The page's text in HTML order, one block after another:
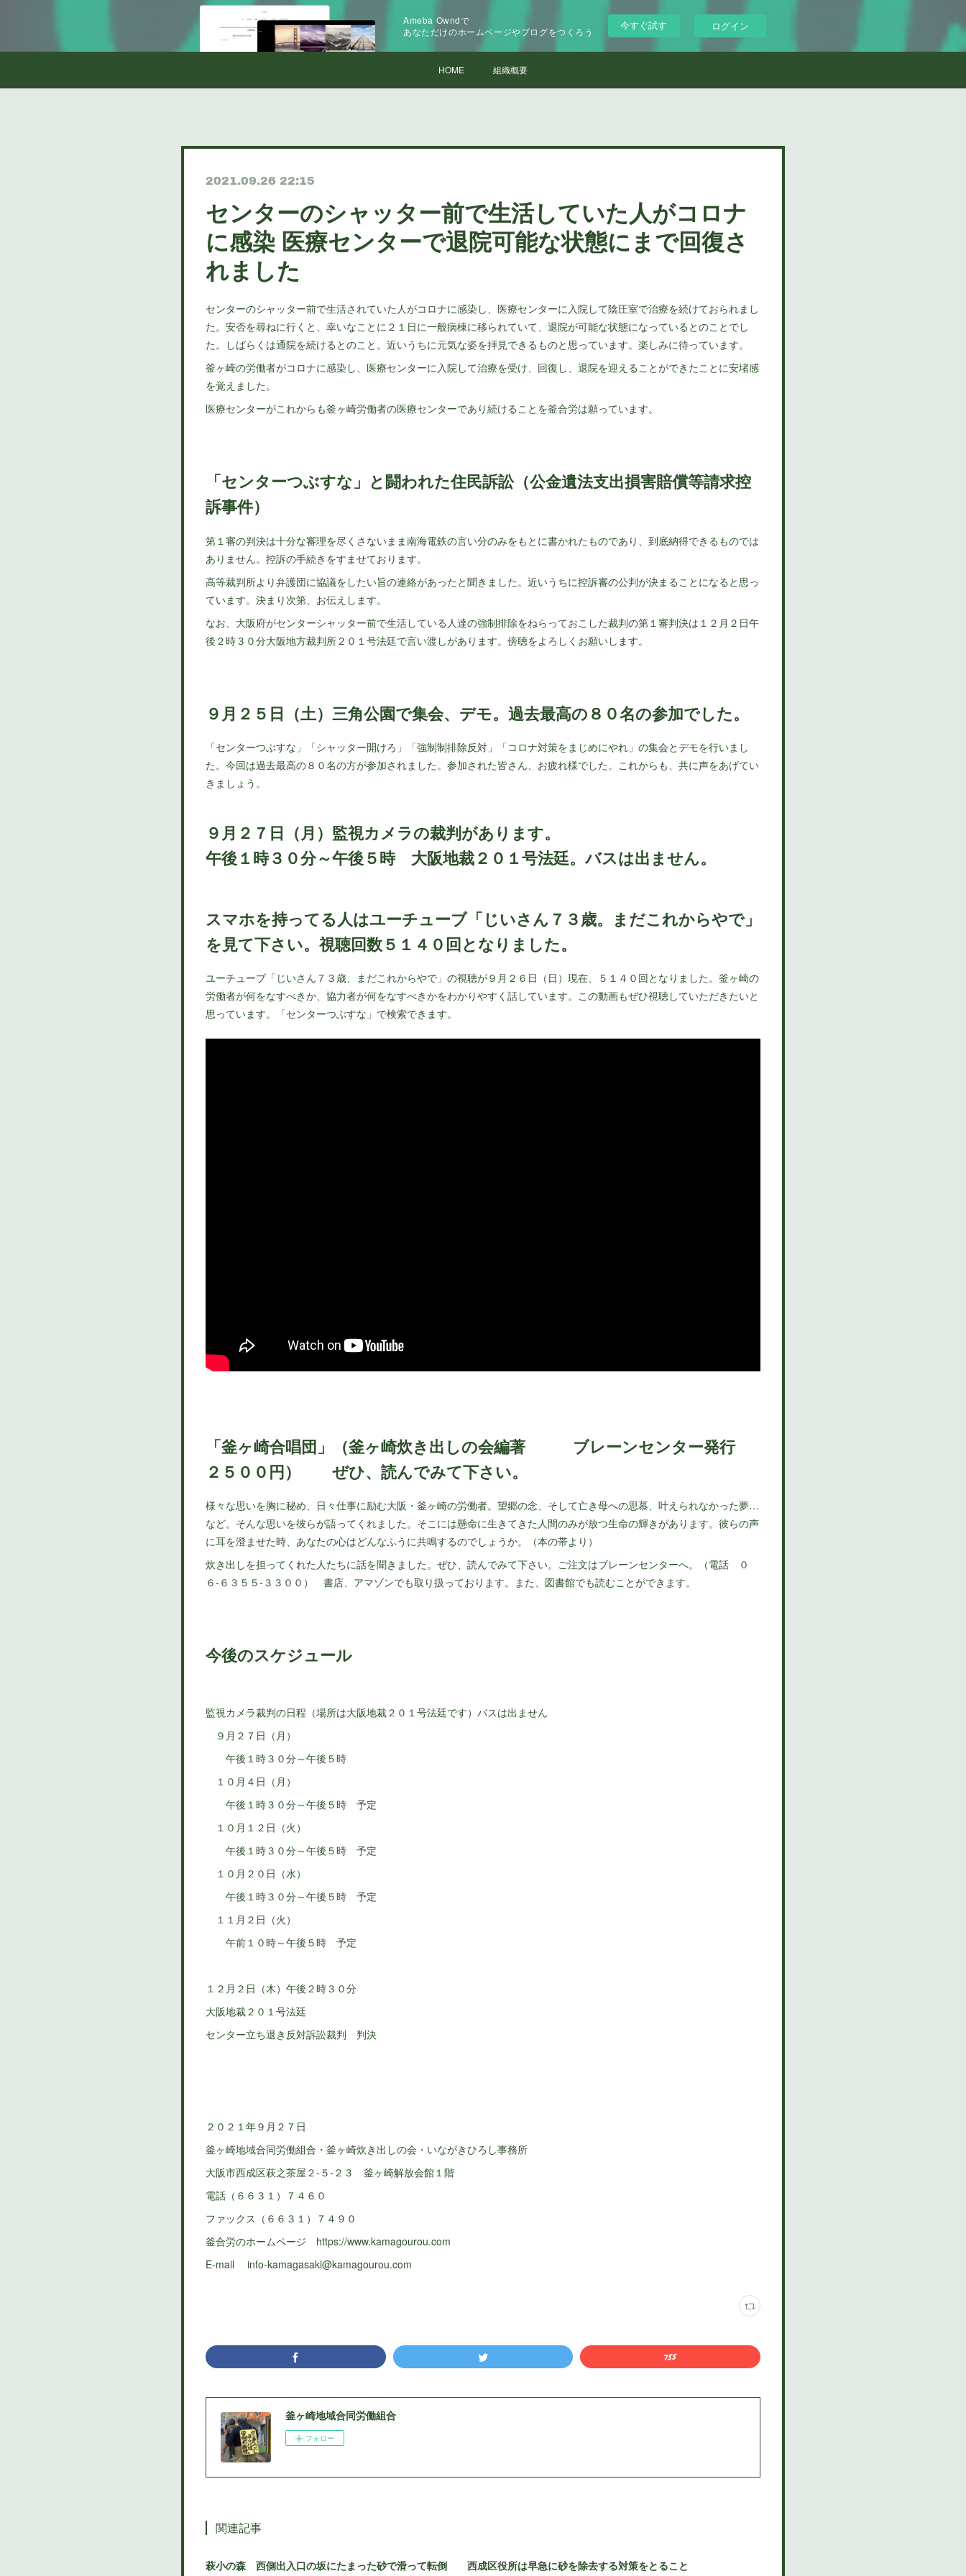
Ameba Owndで
あなただけのホームページやブログをつくろう
今すぐ試す ログイン
HOME 組織概要
2021.09.26 22:15
センターのシャッター前で生活していた人がコロナ
に感染 医療センターで退院可能な状態にまで回復さ
れました
センターのシャッター前で生活されていた人がコロナに感染し、医療センターに入院して陰圧室で治療を続けておられまし
た。安否を尋ねに行くと、幸いなことに２１日に一般病棟に移られていて、退院が可能な状態になっているとのことでし
た。しばらくは通院を続けるとのこと。近いうちに元気な姿を拝見できるものと思っています。楽しみに待っています。
釜ヶ崎の労働者がコロナに感染し、医療センターに入院して治療を受け、回復し、退院を迎えることができたことに安堵感
を覚えました。
医療センターがこれからも釜ヶ崎労働者の医療センターであり続けることを釜合労は願っています。
「センターつぶすな」と闘われた住民訴訟（公金遺法支出損害賠償等請求控
訴事件）
第１審の判決は十分な審理を尽くさないまま南海電鉄の言い分のみをもとに書かれたものであり、到底納得できるものでは
ありません。控訴の手続きをすませております。
高等裁判所より弁護団に協議をしたい旨の連絡があったと聞きました。近いうちに控訴審の公判が決まることになると思っ
ています。決まり次第、お伝えします。
なお、大阪府がセンターシャッター前で生活している人達の強制排除をねらっておこした裁判の第１審判決は１２月２日午
後２時３０分大阪地方裁判所２０１号法廷で言い渡しがあります。傍聴をよろしくお願いします。
９月２５日（土）三角公園で集会、デモ。過去最高の８０名の参加でした。
「センターつぶすな」「シャッター開けろ」「強制制排除反対」「コロナ対策をまじめにやれ」の集会とデモを行いまし
た。今回は過去最高の８０名の方が参加されました。参加された皆さん、お疲れ様でした。これからも、共に声をあげてい
きましょう。
９月２７日（月）監視カメラの裁判があります。
午後１時３０分～午後５時 大阪地裁２０１号法廷。バスは出ません。
スマホを持ってる人はユーチューブ「じいさん７３歳。まだこれからやで」
を見て下さい。視聴回数５１４０回となりました。
ユーチューブ「じいさん７３歳、まだこれからやで」の視聴が９月２６日（日）現在、５１４０回となりました。釜ヶ崎の
労働者が何をなすべきか、協力者が何をなすべきかをわかりやすく話しています。この動画もぜひ視聴していただきたいと
思っています。「センターつぶすな」で検索できます。
「釜ヶ崎合唱団」（釜ヶ崎炊き出しの会編著 ブレーンセンター発行
２５００円） ぜひ、読んでみて下さい。
様々な思いを胸に秘め、日々仕事に励む大阪・釜ヶ崎の労働者。望郷の念、そして亡き母への思慕、叶えられなかった夢…
など。そんな思いを彼らが語ってくれました。そこには懸命に生きてきた人間のみが放つ生命の輝きがあります。彼らの声
に耳を澄ませた時、あなたの心はどんなふうに共鳴するのでしょうか。（本の帯より）
炊き出しを担ってくれた人たちに話を聞きました。ぜひ、読んでみて下さい。ご注文はブレーンセンターへ。（電話 ０
６‐６３５５‐３３００） 書店、アマゾンでも取り扱っております。また、図書館でも読むことができます。
今後のスケジュール
監視カメラ裁判の日程（場所は大阪地裁２０１号法廷です）バスは出ません
９月２７日（月）
午後１時３０分～午後５時
１０月４日（月）
午後１時３０分～午後５時 予定
１０月１２日（火）
午後１時３０分～午後５時 予定
１０月２０日（水）
午後１時３０分～午後５時 予定
１１月２日（火）
午前１０時～午後５時 予定
１２月２日（木）午後２時３０分
大阪地裁２０１号法廷
センター立ち退き反対訴訟裁判 判決
２０２１年９月２７日
釜ヶ崎地域合同労働組合・釜ヶ崎炊き出しの会・いながきひろし事務所
大阪市西成区萩之茶屋２‐５‐２３ 釜ヶ崎解放会館１階
電話（６６３１）７４６０
ファックス（６６３１）７４９０
釜合労のホームページ https://www.kamagourou.com
E-mail info-kamagasaki@kamagourou.com
釜ヶ崎地域合同労働組合
フォロー
関連記事
萩小の森 西側出入口の坂にたまった砂で滑って転倒 西成区役所は早急に砂を除去する対策をとること